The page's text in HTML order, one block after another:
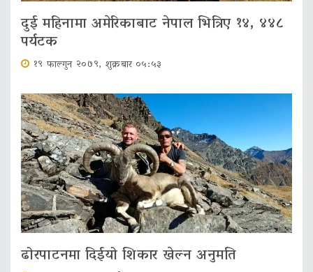
दुई महिनामा अमेरिकाबाट नेपाल भित्रिए १४, ४४८
पर्यटक
१९ फाल्गुन २०७९, शुक्रबार ०५:५३
ढोरपाटनमा दिईयो शिकार खेल्न अनुमति